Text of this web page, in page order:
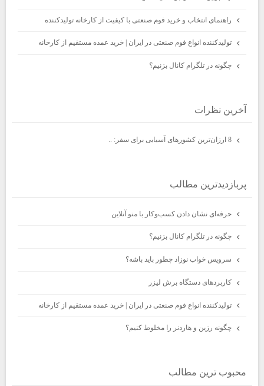
راهنمای انتخاب و خرید فوم صنعتی با کیفیت از کارخانه تولیدکننده
تولیدکننده انواع فوم صنعتی در ایران | خرید عمده مستقیم از کارخانه
چگونه در تلگرام کانال بزنیم؟
آخرين نظرات
8 ارزان‌ترین کشورهای آسیایی برای سفر: ..
پربازديدترين مطالب
حرفه‌ای نشان دادن کسب‌وکار با منو آنلاین
چگونه در تلگرام کانال بزنیم؟
سرویس خواب نوزاد چطور باید باشه؟
کاربردهای دستگاه برش لیزر
تولیدکننده انواع فوم صنعتی در ایران | خرید عمده مستقیم از کارخانه
چگونه رزین و هاردنر را مخلوط کنیم؟
محبوب ترين مطالب